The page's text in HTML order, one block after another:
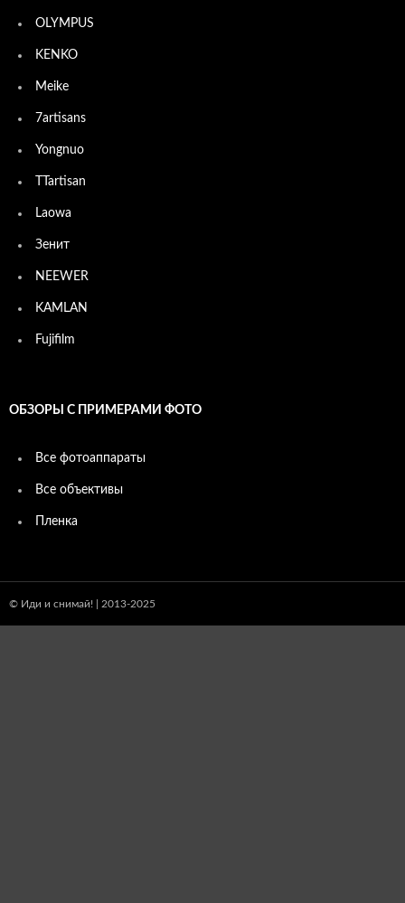
OLYMPUS
KENKO
Meike
7artisans
Yongnuo
TTartisan
Laowa
Зенит
NEEWER
KAMLAN
Fujifilm
ОБЗОРЫ С ПРИМЕРАМИ ФОТО
Все фотоаппараты
Все объективы
Пленка
© Иди и снимай! | 2013-2025